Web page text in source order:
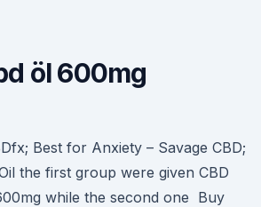
öl 600mg
Best for Anxiety – Savage CBD;
the first group were given CBD
while the second one Buy